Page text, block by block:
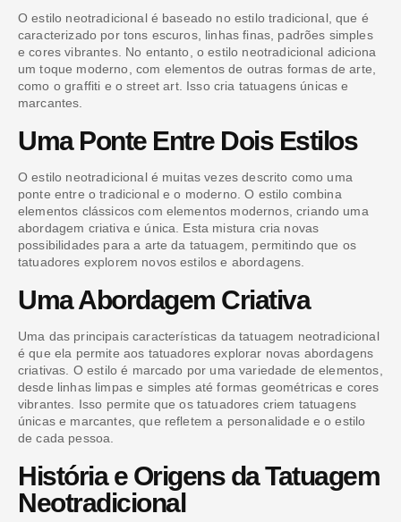
O estilo neotradicional é baseado no estilo tradicional, que é
caracterizado por tons escuros, linhas finas, padrões simples
e cores vibrantes. No entanto, o estilo neotradicional adiciona
um toque moderno, com elementos de outras formas de arte,
como o graffiti e o street art. Isso cria tatuagens únicas e
marcantes.
Uma Ponte Entre Dois Estilos
O estilo neotradicional é muitas vezes descrito como uma
ponte entre o tradicional e o moderno. O estilo combina
elementos clássicos com elementos modernos, criando uma
abordagem criativa e única. Esta mistura cria novas
possibilidades para a arte da tatuagem, permitindo que os
tatuadores explorem novos estilos e abordagens.
Uma Abordagem Criativa
Uma das principais características da tatuagem neotradicional
é que ela permite aos tatuadores explorar novas abordagens
criativas. O estilo é marcado por uma variedade de elementos,
desde linhas limpas e simples até formas geométricas e cores
vibrantes. Isso permite que os tatuadores criem tatuagens
únicas e marcantes, que refletem a personalidade e o estilo
de cada pessoa.
História e Origens da Tatuagem
Neotradicional